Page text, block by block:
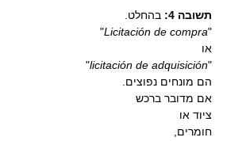
תשובה 4:
בהחלט.
"
Licitación de compra
"
או
"
licitación de adquisición
"
הם מונחים נפוצים.
אם מדובר ברכש
ציוד או
חומרים,